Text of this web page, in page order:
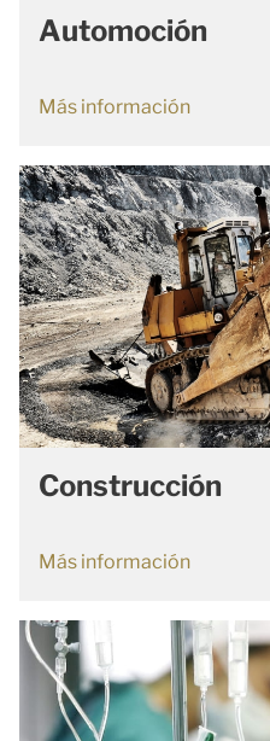
Automoción
Más información
Construcción
Más información